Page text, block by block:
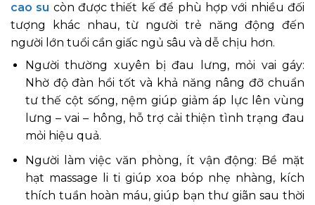
cao su còn được thiết kế để phù hợp với nhiều đối
tượng khác nhau, từ người trẻ năng động đến
người lớn tuổi cần giấc ngủ sâu và dễ chịu hơn.
Người thường xuyên bị đau lưng, mỏi vai gáy:
Nhờ độ đàn hồi tốt và khả năng nâng đỡ chuẩn
tư thế cột sống, nệm giúp giảm áp lực lên vùng
lưng – vai – hông, hỗ trợ cải thiện tình trạng đau
mỏi hiệu quả.
Người làm việc văn phòng, ít vận động: Bề mặt
hạt massage li ti giúp xoa bóp nhẹ nhàng, kích
thích tuần hoàn máu, giúp bạn thư giãn sau thời